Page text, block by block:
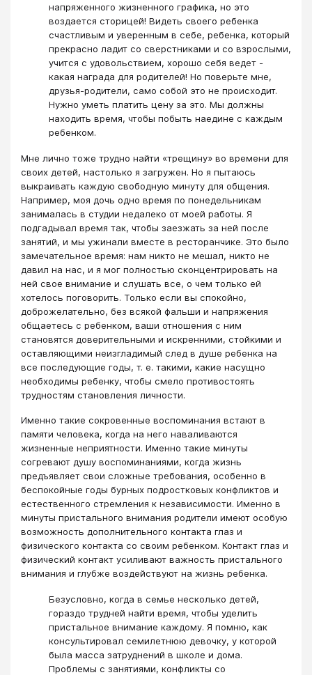
напряженного жизненного графика, но это
воздается сторицей! Видеть своего ребенка
счастливым и уверенным в себе, ребенка, который
прекрасно ладит со сверстниками и со взрослыми,
учится с удовольствием, хорошо себя ведет -
какая награда для родителей! Но поверьте мне,
друзья-родители, само собой это не происходит.
Нужно уметь платить цену за это. Мы должны
находить время, чтобы побыть наедине с каждым
ребенком.
Мне лично тоже трудно найти «трещину» во времени для
своих детей, настолько я загружен. Но я пытаюсь
выкраивать каждую свободную минуту для общения.
Например, моя дочь одно время по понедельникам
занималась в студии недалеко от моей работы. Я
подгадывал время так, чтобы заезжать за ней после
занятий, и мы ужинали вместе в ресторанчике. Это было
замечательное время: нам никто не мешал, никто не
давил на нас, и я мог полностью сконцентрировать на
ней свое внимание и слушать все, о чем только ей
хотелось поговорить. Только если вы спокойно,
доброжелательно, без всякой фальши и напряжения
общаетесь с ребенком, ваши отношения с ним
становятся доверительными и искренними, стойкими и
оставляющими неизгладимый след в душе ребенка на
все последующие годы, т. е. такими, какие насущно
необходимы ребенку, чтобы смело противостоять
трудностям становления личности.
Именно такие сокровенные воспоминания встают в
памяти человека, когда на него наваливаются
жизненные неприятности. Именно такие минуты
согревают душу воспоминаниями, когда жизнь
предъявляет свои сложные требования, особенно в
беспокойные годы бурных подростковых конфликтов и
естественного стремления к независимости. Именно в
минуты пристального внимания родители имеют особую
возможность дополнительного контакта глаз и
физического контакта со своим ребенком. Контакт глаз и
физический контакт усиливают важность пристального
внимания и глубже воздействуют на жизнь ребенка.
Безусловно, когда в семье несколько детей,
гораздо трудней найти время, чтобы уделить
пристальное внимание каждому. Я помню, как
консультировал семилетнюю девочку, у которой
была масса затруднений в школе и дома.
Проблемы с занятиями, конфликты со